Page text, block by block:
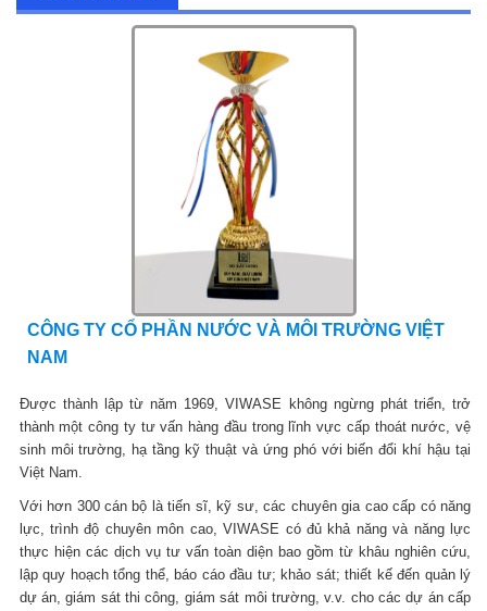
CÔNG TY CỔ PHẦN NƯỚC VÀ MÔI TRƯỜNG VIỆT
NAM
Được thành lập từ năm 1969, VIWASE không ngừng phát triển, trở
thành một công ty tư vấn hàng đầu trong lĩnh vực cấp thoát nước, vệ
sinh môi trường, hạ tầng kỹ thuật và ứng phó với biến đổi khí hậu tại
Việt Nam.
Với hơn 300 cán bộ là tiến sĩ, kỹ sư, các chuyên gia cao cấp có năng
lực, trình độ chuyên môn cao, VIWASE có đủ khả năng và năng lực
thực hiện các dịch vụ tư vấn toàn diện bao gồm từ khâu nghiên cứu,
lập quy hoạch tổng thể, báo cáo đầu tư; khảo sát; thiết kế đến quản lý
dự án, giám sát thi công, giám sát môi trường, v.v. cho các dự án cấp